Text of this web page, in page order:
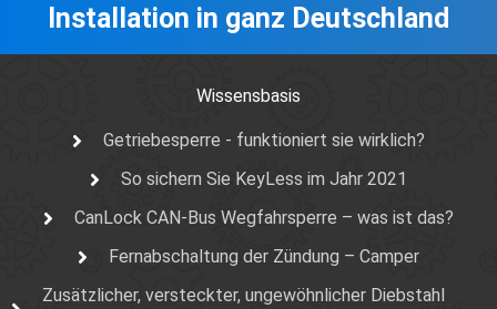
Installation in ganz Deutschland
Wissensbasis
Getriebesperre - funktioniert sie wirklich?
So sichern Sie KeyLess im Jahr 2021
CanLock CAN-Bus Wegfahrsperre – was ist das?
Fernabschaltung der Zündung – Camper
Zusätzlicher, versteckter, ungewöhnlicher Diebstahl